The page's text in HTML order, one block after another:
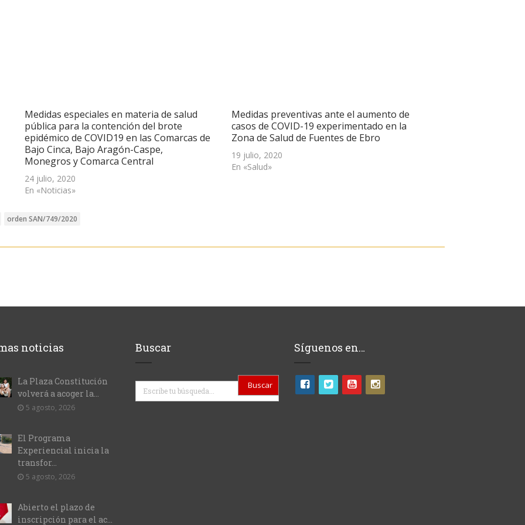
Medidas especiales en materia de salud
pública para la contención del brote
epidémico de COVID19 en las Comarcas de
Bajo Cinca, Bajo Aragón-Caspe,
Monegros y Comarca Central
24 julio, 2020
En «Noticias»
Medidas preventivas ante el aumento de
casos de COVID-19 experimentado en la
Zona de Salud de Fuentes de Ebro
19 julio, 2020
En «Salud»
orden SAN/749/2020
noticias
La Plaza Constitución
volverá a acoger la...
5 agosto, 2026
El Programa
Experiencial inicia la
transfor...
5 agosto, 2026
Abierto el plazo de
inscripción para el ac...
Buscar
Buscar
Síguenos en…